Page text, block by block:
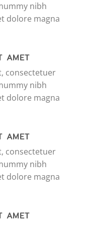
nibh
dolore magna
AMET
consectetuer
nibh
dolore magna
AMET
consectetuer
nibh
dolore magna
AMET